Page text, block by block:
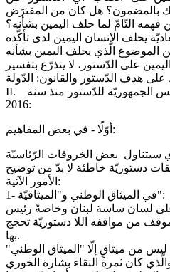
بالمضمون؟ هل كان من المفترَض
فهمه التّامّ لما حلف اليمين بشأنه؟
يحلف الإنسان اليمين لدى تأكُّده
على الدّستور، لا يتذرّع بتفسير
II. في عيّناتٍ من خروقات رئيس الجمهوريّة للدّستور منذ سنة
2016:
أوّلًا - في بعض المفاهيم:
سيتناول بعض الخروقات الرّئاسيّة
دستوريّة خاطئة لا بدّ من توضيح
الأمور الآتية:
1- في الميثاق الوطني و"الميثاقيّة":
على لسان ساسة لبنان وخاصةً رئيس
موقف من مواقفه اللا دستوريّة تحجج
بها.
من ميثاقٍ إلّا "الميثاق الوطني"
والّذي كان ثمرة التقاء بشارة الخوري